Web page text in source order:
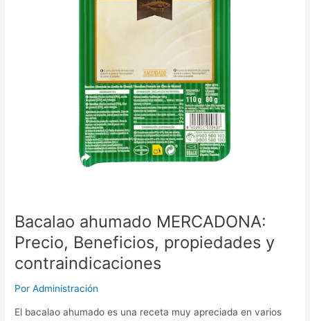
Bacalao ahumado MERCADONA:
Precio, Beneficios, propiedades y
contraindicaciones
PorAdministración
El bacalao ahumado es una receta muy apreciada en varios